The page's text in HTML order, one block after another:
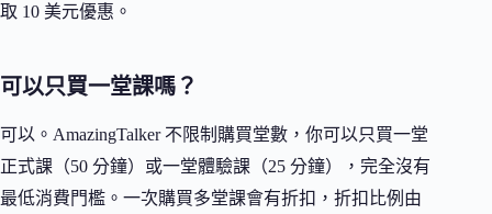
取 10 美元優惠。
可以只買一堂課嗎？
可以。AmazingTalker 不限制購買堂數，你可以只買一堂
正式課（50 分鐘）或一堂體驗課（25 分鐘），完全沒有
最低消費門檻。一次購買多堂課會有折扣，折扣比例由